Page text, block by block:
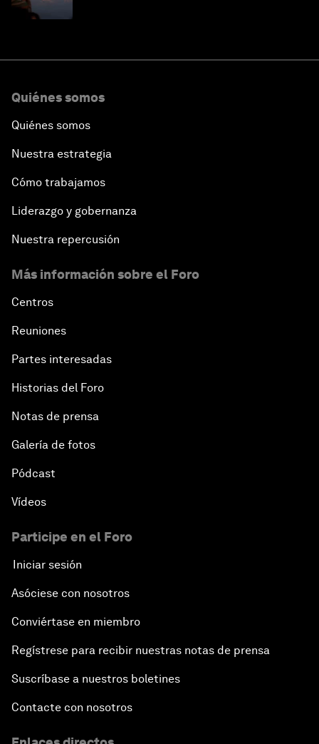
Quiénes somos
Quiénes somos
Nuestra estrategia
Cómo trabajamos
Liderazgo y gobernanza
Nuestra repercusión
Más información sobre el Foro
Centros
Reuniones
Partes interesadas
Historias del Foro
Notas de prensa
Galería de fotos
Pódcast
Vídeos
Participe en el Foro
Iniciar sesión
Asóciese con nosotros
Conviértase en miembro
Regístrese para recibir nuestras notas de prensa
Suscríbase a nuestros boletines
Contacte con nosotros